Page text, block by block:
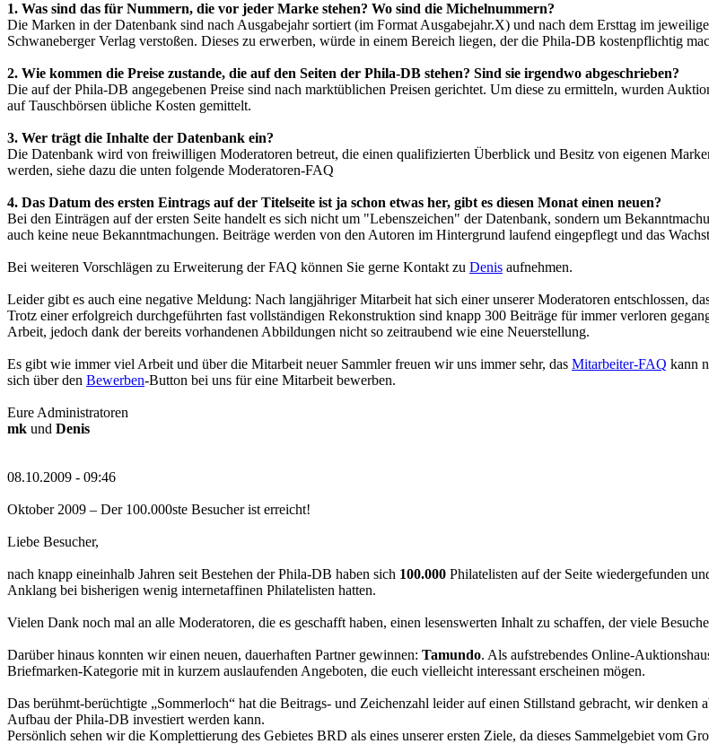
1. Was sind das für Nummern, die vor jeder Marke stehen? Wo sind die Michelnummern?
Die Marken in der Datenbank sind nach Ausgabejahr sortiert (im Format Ausgabejahr.X) und nach dem Ersttag im
Schwaneberger Verlag verstoßen. Dieses zu erwerben, würde in einem Bereich liegen, der die Phila-DB kostenpflichtig
2. Wie kommen die Preise zustande, die auf den Seiten der Phila-DB stehen? Sind sie irgendwo abgeschrieben?
Die auf der Phila-DB angegebenen Preise sind nach marktüblichen Preisen gerichtet. Um diese zu ermitteln, wurden
auf Tauschbörsen übliche Kosten gemittelt.
3. Wer trägt die Inhalte der Datenbank ein?
Die Datenbank wird von freiwilligen Moderatoren betreut, die einen qualifizierten Überblick und Besitz von eigenen
werden, siehe dazu die unten folgende Moderatoren-FAQ
4. Das Datum des ersten Eintrags auf der Titelseite ist ja schon etwas her, gibt es diesen Monat einen neuen?
Bei den Einträgen auf der ersten Seite handelt es sich nicht um "Lebenszeichen" der Datenbank, sondern um
auch keine neue Bekanntmachungen. Beiträge werden von den Autoren im Hintergrund laufend eingepflegt und das
Bei weiteren Vorschlägen zu Erweiterung der FAQ können Sie gerne Kontakt zu Denis aufnehmen.
Leider gibt es auch eine negative Meldung: Nach langjähriger Mitarbeit hat sich einer unserer Moderatoren entschlossen,
Trotz einer erfolgreich durchgeführten fast vollständigen Rekonstruktion sind knapp 300 Beiträge für immer verloren
Arbeit, jedoch dank der bereits vorhandenen Abbildungen nicht so zeitraubend wie eine Neuerstellung.
Es gibt wie immer viel Arbeit und über die Mitarbeit neuer Sammler freuen wir uns immer sehr, das Mitarbeiter-FAQ kann
sich über den Bewerben-Button bei uns für eine Mitarbeit bewerben.
Eure Administratoren
mk und Denis
08.10.2009 - 09:46
Oktober 2009 – Der 100.000ste Besucher ist erreicht!
Liebe Besucher,
nach knapp eineinhalb Jahren seit Bestehen der Phila-DB haben sich 100.000 Philatelisten auf der Seite wiedergefunden
Anklang bei bisherigen wenig internetaffinen Philatelisten hatten.
Vielen Dank noch mal an alle Moderatoren, die es geschafft haben, einen lesenswerten Inhalt zu schaffen, der viele
Darüber hinaus konnten wir einen neuen, dauerhaften Partner gewinnen: Tamundo. Als aufstrebendes Online-
Briefmarken-Kategorie mit in kurzem auslaufenden Angeboten, die euch vielleicht interessant erscheinen mögen.
Das berühmt-berüchtigte „Sommerloch“ hat die Beitrags- und Zeichenzahl leider auf einen Stillstand gebracht, wir
Aufbau der Phila-DB investiert werden kann.
Persönlich sehen wir die Komplettierung des Gebietes BRD als eines unserer ersten Ziele, da dieses Sammelgebiet vom